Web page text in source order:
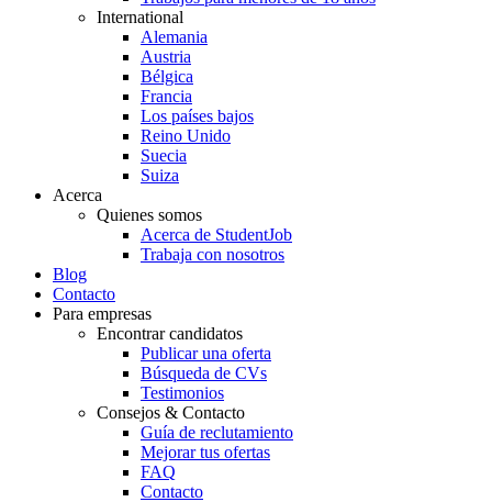
International
Alemania
Austria
Bélgica
Francia
Los países bajos
Reino Unido
Suecia
Suiza
Acerca
Quienes somos
Acerca de StudentJob
Trabaja con nosotros
Blog
Contacto
Para empresas
Encontrar candidatos
Publicar una oferta
Búsqueda de CVs
Testimonios
Consejos & Contacto
Guía de reclutamiento
Mejorar tus ofertas
FAQ
Contacto